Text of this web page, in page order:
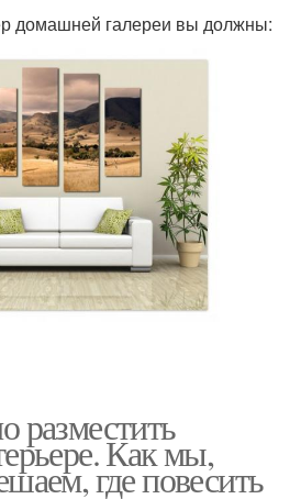
домашней галереи вы должны:
разместить
Как мы,
где повесить